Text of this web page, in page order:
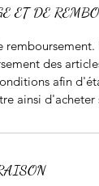
ET DE
des
afin
ainsi